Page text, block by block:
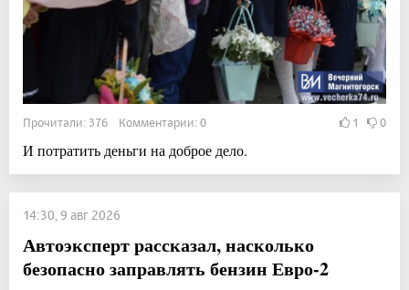
Прочитали: 376 Комментарии: 0 1 0
И потратить деньги на доброе дело.
14:30, 9 авг 2026
Автоэксперт рассказал, насколько
безопасно заправлять бензин Евро-2